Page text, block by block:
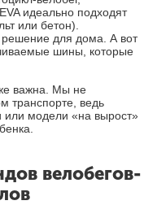
идеально подходят
или бетон).
решение для дома. А вот
шины, которые
важна. Мы не
транспорте, ведь
или модели «на вырост»
велобегов-